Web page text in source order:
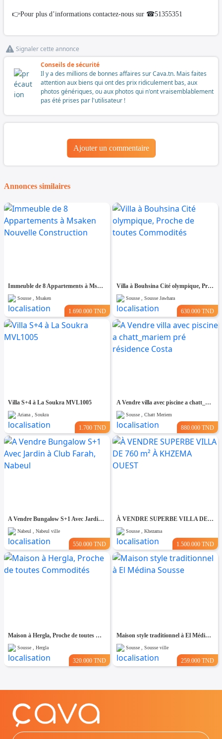
👉Pour plus d’informations contactez-nous sur ☎51355351
Signaler cette annonce
Conseils de sécurité
Il y a des millions de bonnes affaires sur Cava.tn. Mais faites
attention aux biens qui ont des prix ridiculement bas, aux
photos génériques, ou aux photos qui n'ont vraisemblablement
pas été prises par l'utilisateur !
Ajouter un commentaire
Annonces similaires
Immeuble de 8 Appartements à Msaken Nouvelle Construction
Sousse , Msaken
1.690.000 TND
Villa à Bouhsina Cité olympique, Proche de toutes Commodités
Sousse , Sousse Jawhara
630.000 TND
Villa S+4 à La Soukra MVL1005
Ariana , Soukra
1.700 TND
A Vendre villa avec piscine a chatt_mariem pré résidence Costa
Sousse , Chatt Meriem
880.000 TND
A Vendre Bungalow S+1 Avec Jardin à Club Farah, Nabeul
Nabeul , Nabeul ville
550.000 TND
À VENDRE SUPERBE VILLA DE 760 m² À KHZEMA OUEST
Sousse , Khezama
1.500.000 TND
Maison à Hergla, Proche de toutes Commodités
Sousse , Hergla
320.000 TND
Maison style traditionnel à El Médina Sousse
Sousse , Sousse ville
259.000 TND